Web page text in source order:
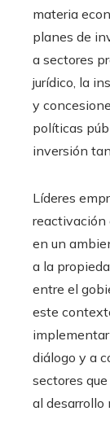
materia
planes de
a sectores
jurídico, la
y
políticas
inversión
Líderes
reactivación
en un
a la
entre el
este
diálogo y a
sectores
al desarrollo